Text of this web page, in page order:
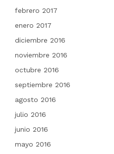
febrero 2017
enero 2017
diciembre 2016
noviembre 2016
octubre 2016
septiembre 2016
agosto 2016
julio 2016
junio 2016
mayo 2016